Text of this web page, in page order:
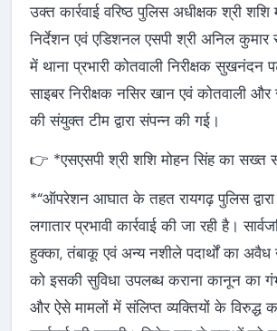
उक्त कार्रवाई वरिष्ठ पुलिस अधीक्षक श्री
निर्देशन एवं एडिशनल एसपी श्री अनिल कुमार
में थाना प्रभारी कोतवाली निरीक्षक सुखनंदन
साइबर निरीक्षक नसिर खान एवं कोतवाली और
की संयुक्त टीम द्वारा संपन्न की गई।
👉 *एसएसपी श्री शशि मोहन सिंह का
*“ऑपरेशन आघात के तहत रायगढ़ पुलिस
लगातार प्रभावी कार्रवाई की जा रही है।
हुक्का, तंबाकू एवं अन्य नशीले पदार्थों का अवैध
को इसकी सुविधा उपलब्ध कराना कानून का
और ऐसे मामलों में संलिप्त व्यक्तियों के विरुद्ध